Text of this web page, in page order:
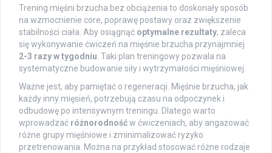
Trening mięśni brzucha bez obciążenia to doskonały sposób
na wzmocnienie core, poprawę postawy oraz zwiększenie
stabilności ciała. Aby osiągnąć optymalne rezultaty, zaleca
się wykonywanie ćwiczeń na mięśnie brzucha przynajmniej
2-3 razy w tygodniu . Taki plan treningowy pozwala na
systematyczne budowanie siły i wytrzymałości mięśniowej.
Ważne jest, aby pamiętać o regeneracji. Mięśnie brzucha, jak
każdy inny mięsień, potrzebują czasu na odpoczynek i
odbudowę po intensywnym treningu. Dlatego warto
wprowadzać różnorodnośćw ćwiczeniach, aby angażować
różne grupy mięśniowe i zminimalizować ryzyko
przetrenowania. Można na przykład stosować różne rodzaje